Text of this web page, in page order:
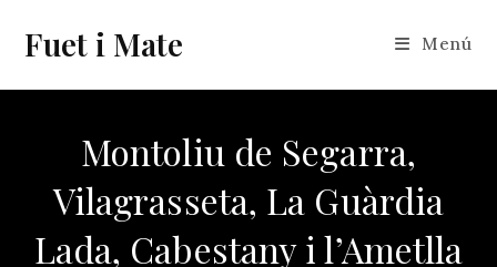
contingut
Fuet i Mate Menú
Montoliu de Segarra,
Vilagrasseta, La Guàrdia
Lada, Cabestany i l’Ametlla